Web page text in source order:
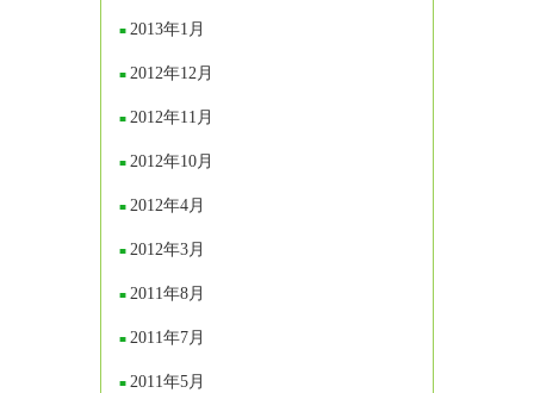
2013年1月
2012年12月
2012年11月
2012年10月
2012年4月
2012年3月
2011年8月
2011年7月
2011年5月